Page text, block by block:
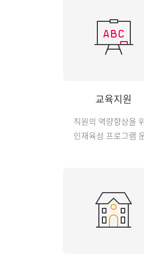
교육지원
직원의 역량향상을
인재육성 프로그램